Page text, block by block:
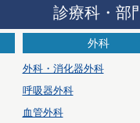
診療科・部
外科
外科・消化器外科
呼吸器外科
血管外科